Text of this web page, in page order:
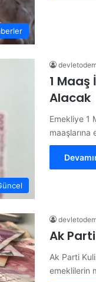
1
Alacak
Emekliye 1
Ak
Ak Parti
emeklilerin